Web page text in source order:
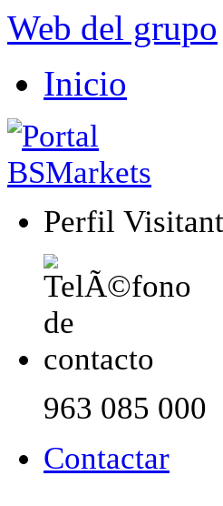
Web del grupo
Inicio
Perfil
963 085 000
Contactar